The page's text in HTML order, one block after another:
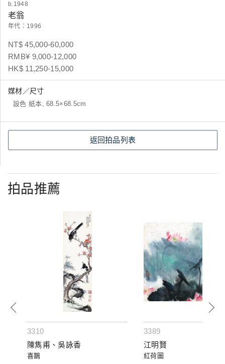
b.1948
老翁
年代：1996
NT$ 45,000-60,000
RMB¥ 9,000-12,000
HK$ 11,250-15,000
媒材／尺寸
設色 紙本, 68.5×68.5cm
返回拍品列表
拍品推薦
3310
陳雋甫、吳詠香
喜鵲
3389
江明賢
紅荷圖